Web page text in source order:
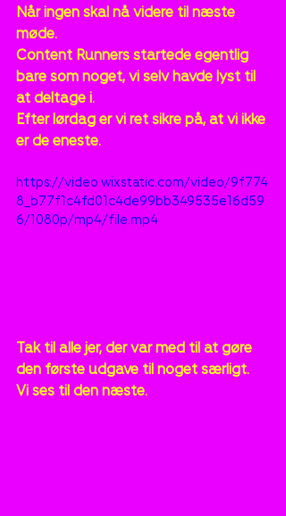
Når ingen skal nå videre til næste
møde.
Content Runners startede egentlig
bare som noget, vi selv havde lyst til
at deltage i.
Efter lørdag er vi ret sikre på, at vi ikke
er de eneste.
https://video.wixstatic.com/video/9f774
8_b77f1c4fd01c4de99bb349535e16d59
6/1080p/mp4/file.mp4
Tak til alle jer, der var med til at gøre
den første udgave til noget særligt.
Vi ses til den næste.